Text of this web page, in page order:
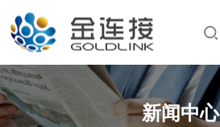
新闻中心